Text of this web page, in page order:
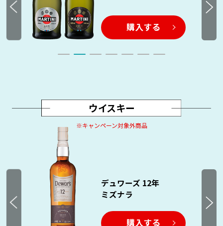
購入する
※キャンペーン対象外商品
デュワーズ 12年
ミズナラ
購入する